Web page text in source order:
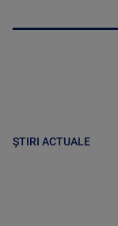
ȘTIRI ACTUALE